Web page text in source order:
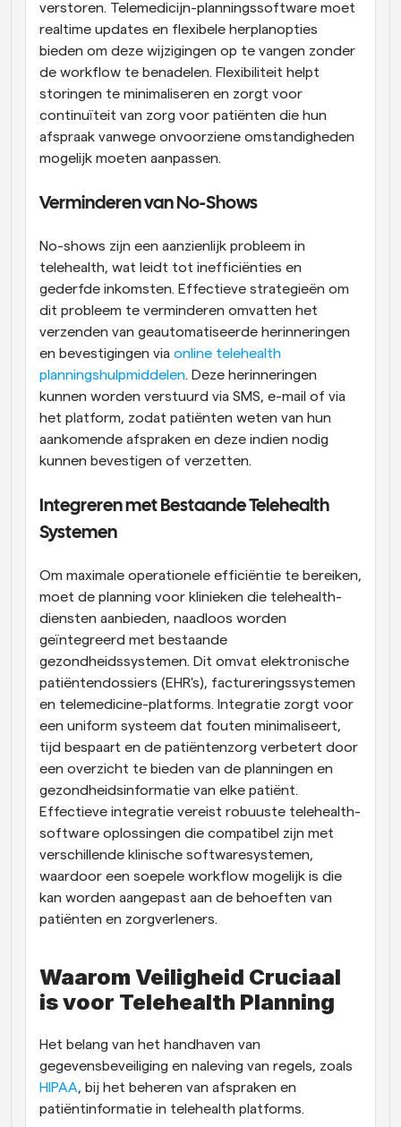
verstoren. Telemedicijn-planningssoftware moet
realtime updates en flexibele herplanopties
bieden om deze wijzigingen op te vangen zonder
de workflow te benadelen. Flexibiliteit helpt
storingen te minimaliseren en zorgt voor
continuïteit van zorg voor patiënten die hun
afspraak vanwege onvoorziene omstandigheden
mogelijk moeten aanpassen.
Verminderen van No-Shows
No-shows zijn een aanzienlijk probleem in
telehealth, wat leidt tot inefficiënties en
gederfde inkomsten. Effectieve strategieën om
dit probleem te verminderen omvatten het
verzenden van geautomatiseerde herinneringen
en bevestigingen via online telehealth
planningshulpmiddelen. Deze herinneringen
kunnen worden verstuurd via SMS, e-mail of via
het platform, zodat patiënten weten van hun
aankomende afspraken en deze indien nodig
kunnen bevestigen of verzetten.
Integreren met Bestaande Telehealth
Systemen
Om maximale operationele efficiëntie te bereiken,
moet de planning voor klinieken die telehealth-
diensten aanbieden, naadloos worden
geïntegreerd met bestaande
gezondheidssystemen. Dit omvat elektronische
patiëntendossiers (EHR's), factureringssystemen
en telemedicine-platforms. Integratie zorgt voor
een uniform systeem dat fouten minimaliseert,
tijd bespaart en de patiëntenzorg verbetert door
een overzicht te bieden van de planningen en
gezondheidsinformatie van elke patiënt.
Effectieve integratie vereist robuuste telehealth-
software oplossingen die compatibel zijn met
verschillende klinische softwaresystemen,
waardoor een soepele workflow mogelijk is die
kan worden aangepast aan de behoeften van
patiënten en zorgverleners.
Waarom Veiligheid Cruciaal
is voor Telehealth Planning
Het belang van het handhaven van
gegevensbeveiliging en naleving van regels, zoals
HIPAA, bij het beheren van afspraken en
patiëntinformatie in telehealth platforms.